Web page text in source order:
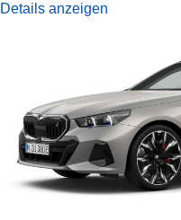
Details anzeigen